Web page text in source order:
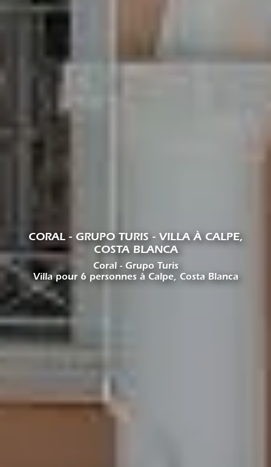
CORAL - GRUPO TURIS - VILLA À CALPE,
COSTA BLANCA
Coral - Grupo Turis
Villa pour 6 personnes à Calpe, Costa Blanca